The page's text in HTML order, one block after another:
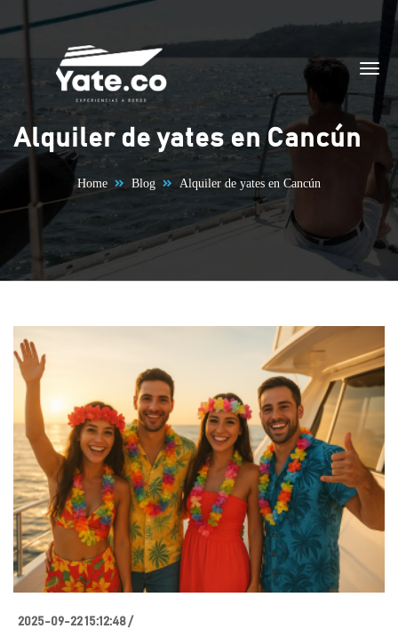
Skip to content
Alquiler de yates en Cancún
Home Blog Alquiler de yates en Cancún
2025-09-22 15:12:48 /